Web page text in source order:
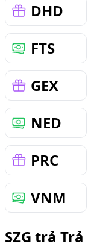
DHD
FTS
GEX
NED
PRC
VNM
SZG trả